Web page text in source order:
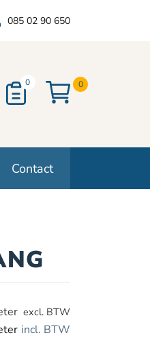
085 02 90 650
0 0
Contact
incl. BTW
excl. BTW